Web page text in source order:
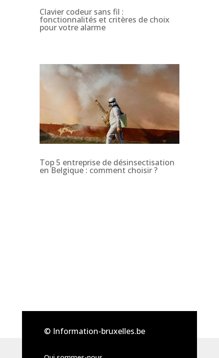
Clavier codeur sans fil :
fonctionnalités et critères de choix
pour votre alarme
Top 5 entreprise de désinsectisation
en Belgique : comment choisir ?
© Information-bruxelles.be